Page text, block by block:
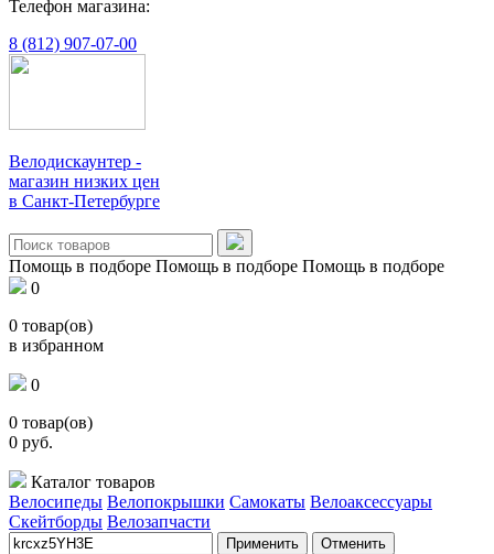
Телефон магазина:
8 (812) 907-07-00
Велодискаунтер -
магазин низких цен
в Санкт-Петербурге
Помощь в подборе Помощь в подборе Помощь в подборе
0
0 товар(ов)
в избранном
0
0 товар(ов)
0 руб.
Каталог товаров
Велосипеды Велопокрышки Самокаты Велоаксессуары
Скейтборды Велозапчасти
Применить Отменить